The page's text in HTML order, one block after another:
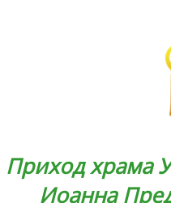
Приход храма
Иоанна